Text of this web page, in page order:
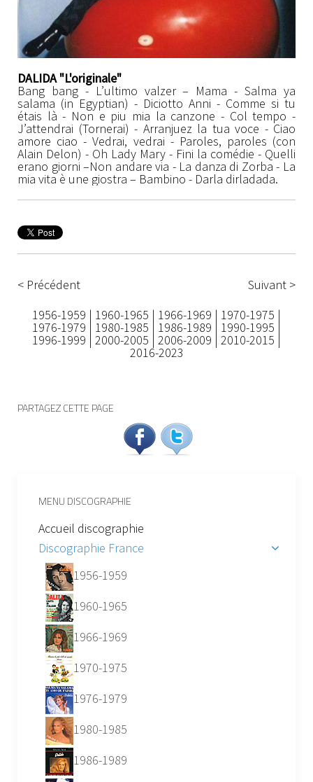
DALIDA "L'originale"
Bang bang - L’ultimo valzer – Mama - Salma ya
salama (in Egyptian) - Diciotto Anni - Comme si tu
étais là - Non e piu mia la canzone - Col tempo -
J’attendrai (Tornerai) - Arranjuez la tua voce - Ciao
amore ciao - Vedrai, vedrai - Paroles, paroles (con
Alain Delon) - Oh Lady Mary - Fini la comédie - Quelli
erano giorni –Non andare via - La danza di Zorba - La
mia vita è une giostra – Bambino - Darla dirladada.
< Précédent
Suivant >
1956-1959 | 1960-1965 | 1966-1969 | 1970-1975 |
1976-1979 1980-1985 1986-1989 1990-1995
1996-1999 2000-2005 2006-2009 2010-2015
2016-2023
PARTAGEZ CETTE PAGE
MENU DISCOGRAPHIE
Accueil discographie
Discographie France
1956-1959
1960-1965
1966-1969
1970-1975
1976-1979
1980-1985
1986-1989